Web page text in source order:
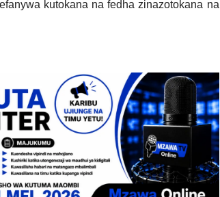
kutokana na fedha zinazotokana na